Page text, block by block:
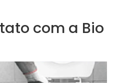
com a Bio